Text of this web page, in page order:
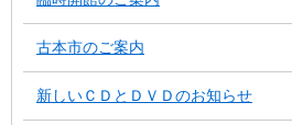
古本市のご案内
新しいＣＤとＤＶＤのお知らせ